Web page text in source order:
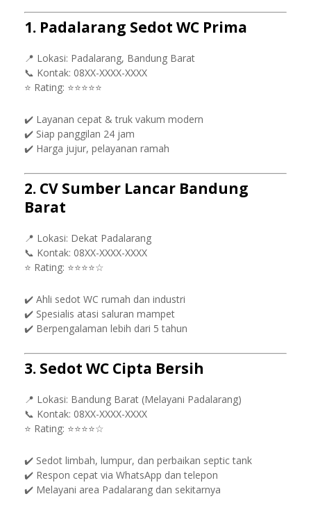
1. Padalarang Sedot WC Prima
📍 Lokasi: Padalarang, Bandung Barat
📞 Kontak: 08XX-XXXX-XXXX
⭐ Rating: ⭐⭐⭐⭐⭐
✔️ Layanan cepat & truk vakum modern
✔️ Siap panggilan 24 jam
✔️ Harga jujur, pelayanan ramah
2. CV Sumber Lancar Bandung
Barat
📍 Lokasi: Dekat Padalarang
📞 Kontak: 08XX-XXXX-XXXX
⭐ Rating: ⭐⭐⭐⭐☆
✔️ Ahli sedot WC rumah dan industri
✔️ Spesialis atasi saluran mampet
✔️ Berpengalaman lebih dari 5 tahun
3. Sedot WC Cipta Bersih
📍 Lokasi: Bandung Barat (Melayani Padalarang)
📞 Kontak: 08XX-XXXX-XXXX
⭐ Rating: ⭐⭐⭐⭐☆
✔️ Sedot limbah, lumpur, dan perbaikan septic tank
✔️ Respon cepat via WhatsApp dan telepon
✔️ Melayani area Padalarang dan sekitarnya